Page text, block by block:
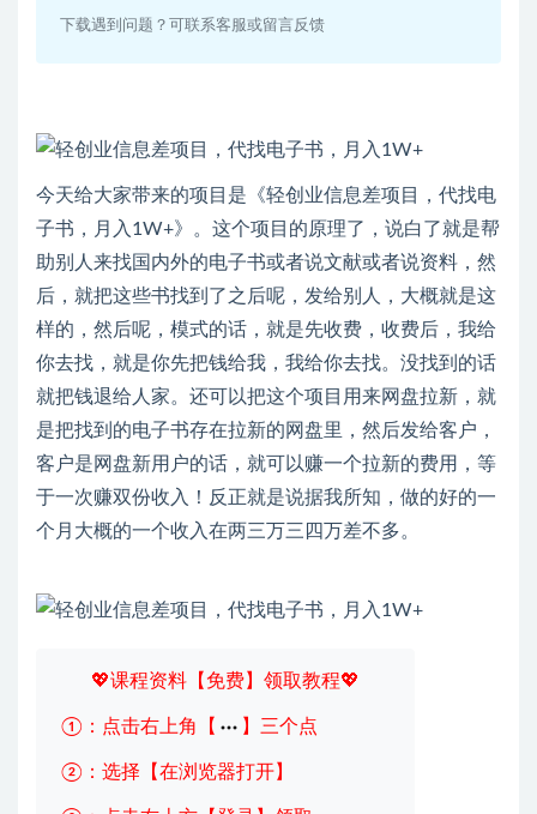
下载遇到问题？可联系客服或留言反馈
今天给大家带来的项目是《轻创业信息差项目，代找电
子书，月入1W+》。这个项目的原理了，说白了就是帮
助别人来找国内外的电子书或者说文献或者说资料，然
后，就把这些书找到了之后呢，发给别人，大概就是这
样的，然后呢，模式的话，就是先收费，收费后，我给
你去找，就是你先把钱给我，我给你去找。没找到的话
就把钱退给人家。还可以把这个项目用来网盘拉新，就
是把找到的电子书存在拉新的网盘里，然后发给客户，
客户是网盘新用户的话，就可以赚一个拉新的费用，等
于一次赚双份收入！反正就是说据我所知，做的好的一
个月大概的一个收入在两三万三四万差不多。
💖课程资料【免费】领取教程💖
①：点击右上角【 】三个点
②：选择【在浏览器打开】